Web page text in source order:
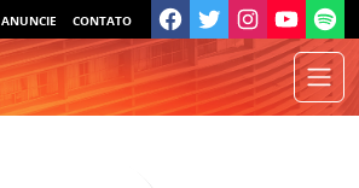
ANUNCIE CONTATO